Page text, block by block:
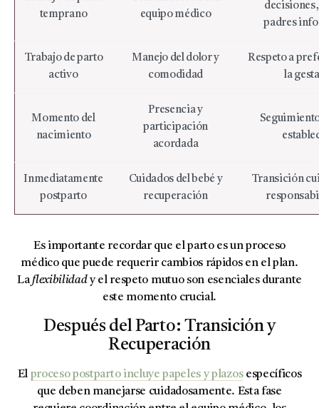
temprano
equipo médico
padres
Trabajo de parto
activo
Manejo del dolor y
comodidad
Respeto a
la
Momento del
nacimiento
Presencia y
participación
acordada
Inmediatamente
postparto
Cuidados del bebé y
recuperación
Transición
Es importante recordar que el parto es un proceso
médico que puede requerir cambios rápidos en el plan.
Laflexibilidady el respeto mutuo son esenciales durante
este momento crucial.
Después del Parto: Transición y
Recuperación
El proceso postparto incluye papeles y plazosespecíficos
que deben manejarse cuidadosamente. Esta fase